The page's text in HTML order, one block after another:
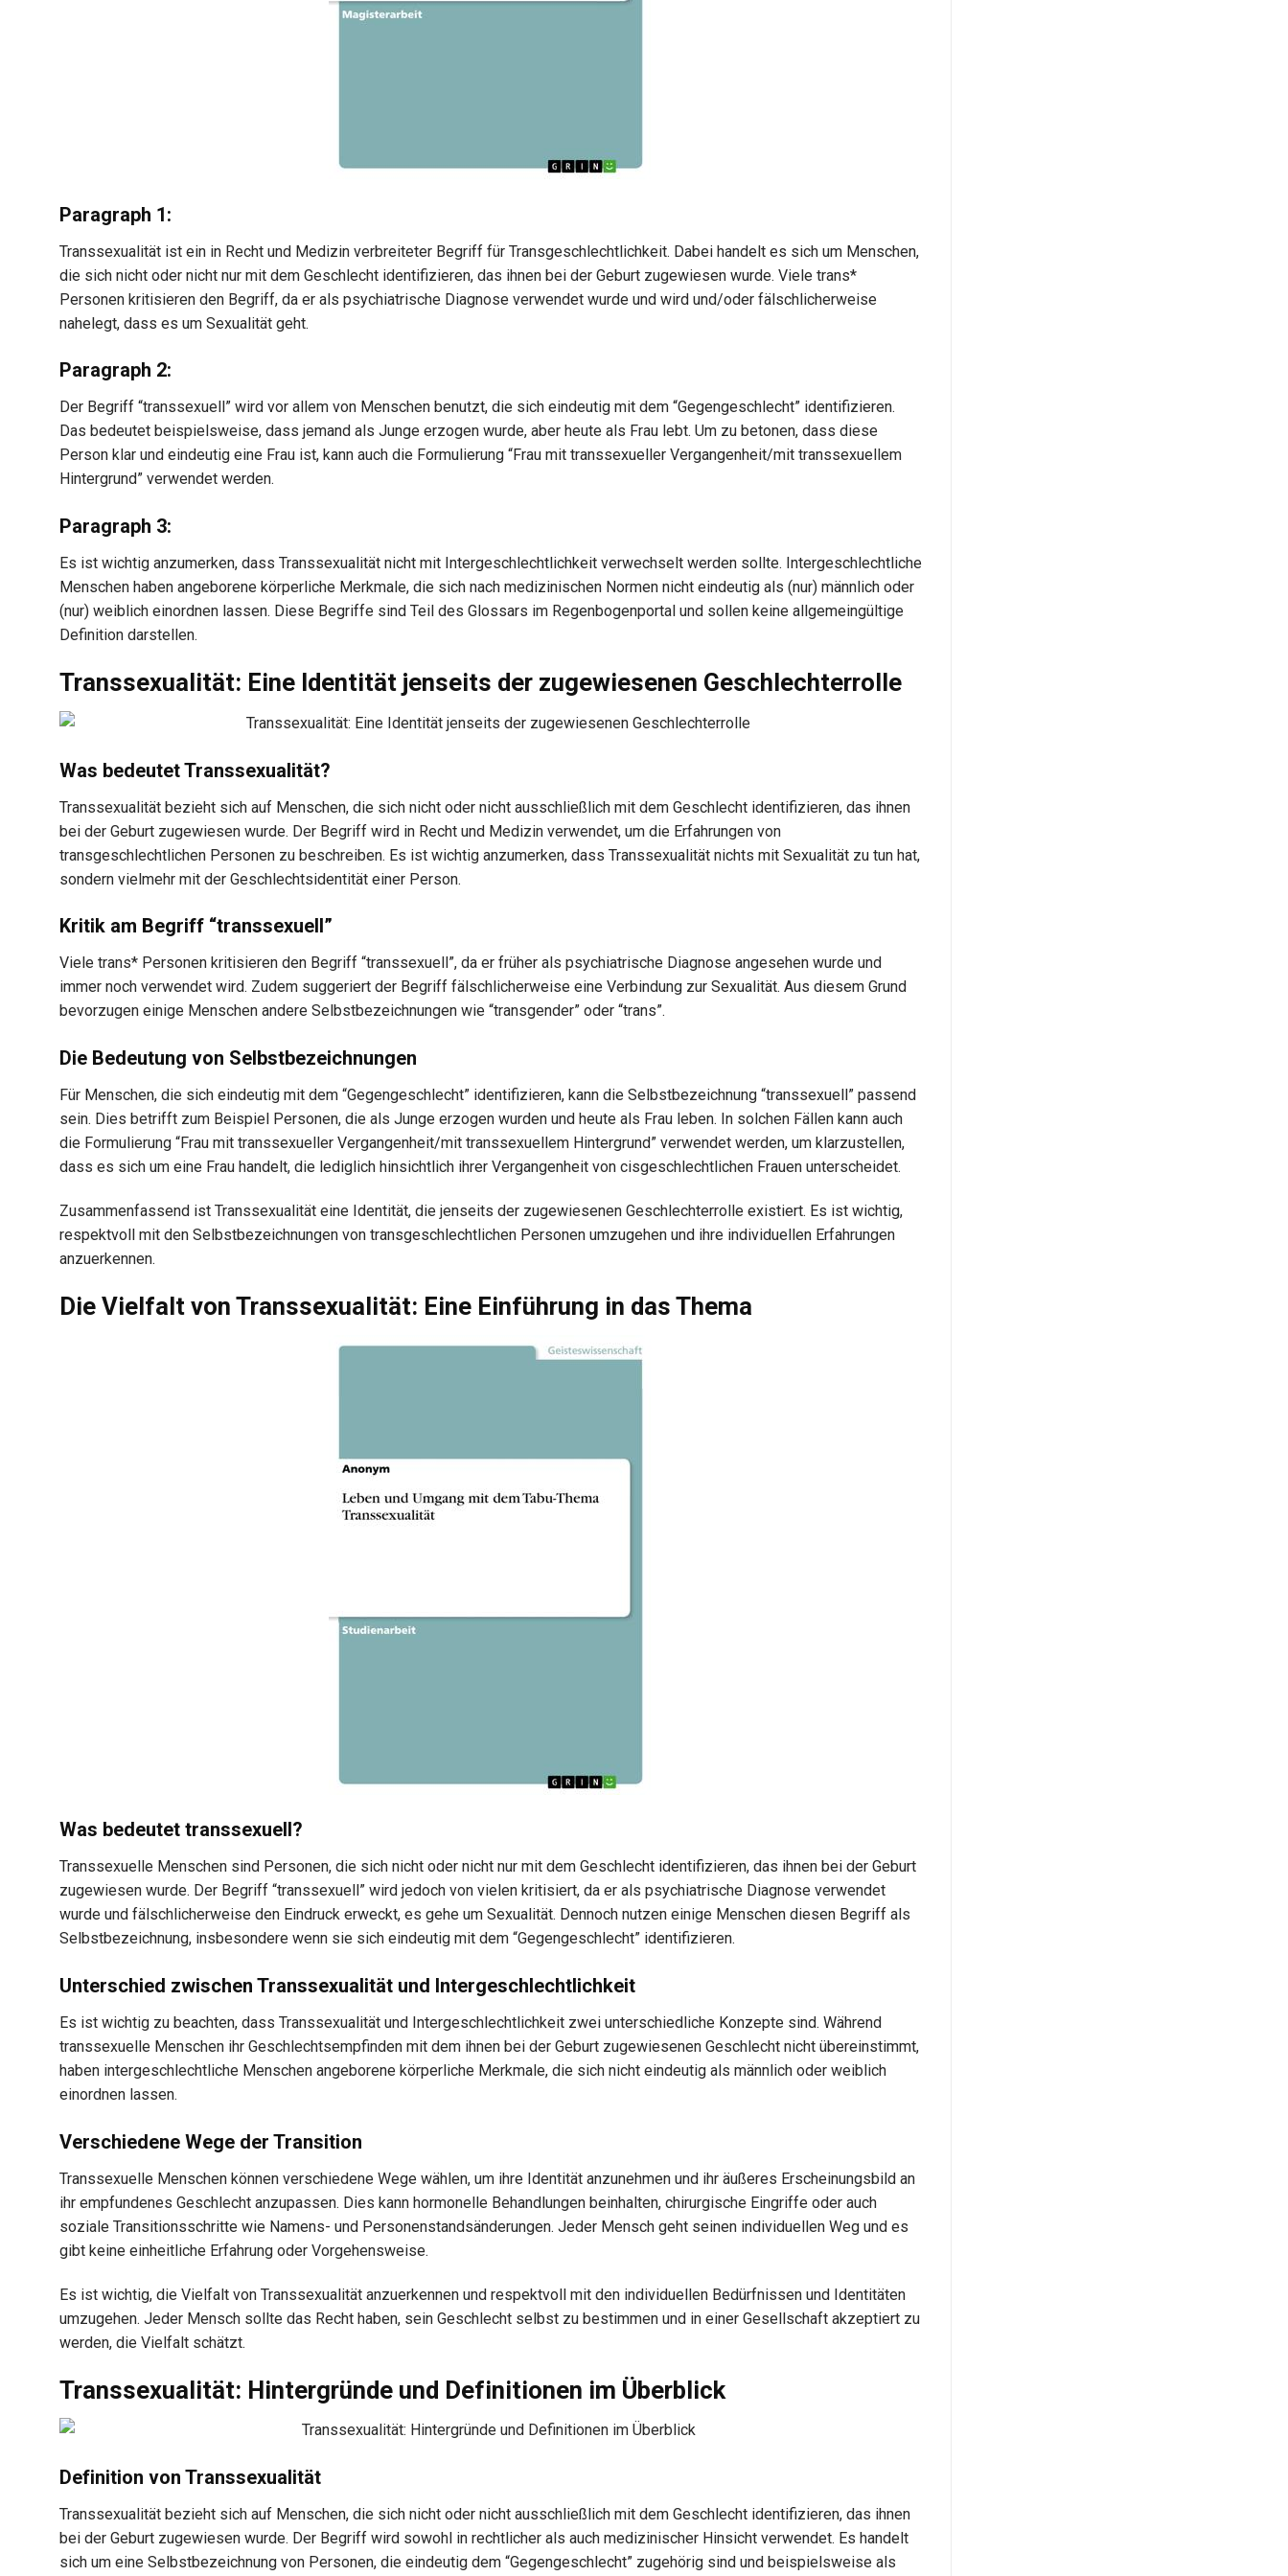
Paragraph 1:
Transsexualität ist ein in Recht und Medizin verbreiteter Begriff für Transgeschlechtlichkeit. Dabei handelt es sich um Menschen,
die sich nicht oder nicht nur mit dem Geschlecht identifizieren, das ihnen bei der Geburt zugewiesen wurde. Viele trans*
Personen kritisieren den Begriff, da er als psychiatrische Diagnose verwendet wurde und wird und/oder fälschlicherweise
nahelegt, dass es um Sexualität geht.
Paragraph 2:
Der Begriff “transsexuell” wird vor allem von Menschen benutzt, die sich eindeutig mit dem “Gegengeschlecht” identifizieren.
Das bedeutet beispielsweise, dass jemand als Junge erzogen wurde, aber heute als Frau lebt. Um zu betonen, dass diese
Person klar und eindeutig eine Frau ist, kann auch die Formulierung “Frau mit transsexueller Vergangenheit/mit transsexuellem
Hintergrund” verwendet werden.
Paragraph 3:
Es ist wichtig anzumerken, dass Transsexualität nicht mit Intergeschlechtlichkeit verwechselt werden sollte. Intergeschlechtliche
Menschen haben angeborene körperliche Merkmale, die sich nach medizinischen Normen nicht eindeutig als (nur) männlich oder
(nur) weiblich einordnen lassen. Diese Begriffe sind Teil des Glossars im Regenbogenportal und sollen keine allgemeingültige
Definition darstellen.
Transsexualität: Eine Identität jenseits der zugewiesenen Geschlechterrolle
Was bedeutet Transsexualität?
Transsexualität bezieht sich auf Menschen, die sich nicht oder nicht ausschließlich mit dem Geschlecht identifizieren, das ihnen
bei der Geburt zugewiesen wurde. Der Begriff wird in Recht und Medizin verwendet, um die Erfahrungen von
transgeschlechtlichen Personen zu beschreiben. Es ist wichtig anzumerken, dass Transsexualität nichts mit Sexualität zu tun hat,
sondern vielmehr mit der Geschlechtsidentität einer Person.
Kritik am Begriff “transsexuell”
Viele trans* Personen kritisieren den Begriff “transsexuell”, da er früher als psychiatrische Diagnose angesehen wurde und
immer noch verwendet wird. Zudem suggeriert der Begriff fälschlicherweise eine Verbindung zur Sexualität. Aus diesem Grund
bevorzugen einige Menschen andere Selbstbezeichnungen wie “transgender” oder “trans”.
Die Bedeutung von Selbstbezeichnungen
Für Menschen, die sich eindeutig mit dem “Gegengeschlecht” identifizieren, kann die Selbstbezeichnung “transsexuell” passend
sein. Dies betrifft zum Beispiel Personen, die als Junge erzogen wurden und heute als Frau leben. In solchen Fällen kann auch
die Formulierung “Frau mit transsexueller Vergangenheit/mit transsexuellem Hintergrund” verwendet werden, um klarzustellen,
dass es sich um eine Frau handelt, die lediglich hinsichtlich ihrer Vergangenheit von cisgeschlechtlichen Frauen unterscheidet.
Zusammenfassend ist Transsexualität eine Identität, die jenseits der zugewiesenen Geschlechterrolle existiert. Es ist wichtig,
respektvoll mit den Selbstbezeichnungen von transgeschlechtlichen Personen umzugehen und ihre individuellen Erfahrungen
anzuerkennen.
Die Vielfalt von Transsexualität: Eine Einführung in das Thema
Was bedeutet transsexuell?
Transsexuelle Menschen sind Personen, die sich nicht oder nicht nur mit dem Geschlecht identifizieren, das ihnen bei der Geburt
zugewiesen wurde. Der Begriff “transsexuell” wird jedoch von vielen kritisiert, da er als psychiatrische Diagnose verwendet
wurde und fälschlicherweise den Eindruck erweckt, es gehe um Sexualität. Dennoch nutzen einige Menschen diesen Begriff als
Selbstbezeichnung, insbesondere wenn sie sich eindeutig mit dem “Gegengeschlecht” identifizieren.
Unterschied zwischen Transsexualität und Intergeschlechtlichkeit
Es ist wichtig zu beachten, dass Transsexualität und Intergeschlechtlichkeit zwei unterschiedliche Konzepte sind. Während
transsexuelle Menschen ihr Geschlechtsempfinden mit dem ihnen bei der Geburt zugewiesenen Geschlecht nicht übereinstimmt,
haben intergeschlechtliche Menschen angeborene körperliche Merkmale, die sich nicht eindeutig als männlich oder weiblich
einordnen lassen.
Verschiedene Wege der Transition
Transsexuelle Menschen können verschiedene Wege wählen, um ihre Identität anzunehmen und ihr äußeres Erscheinungsbild an
ihr empfundenes Geschlecht anzupassen. Dies kann hormonelle Behandlungen beinhalten, chirurgische Eingriffe oder auch
soziale Transitionsschritte wie Namens- und Personenstandsänderungen. Jeder Mensch geht seinen individuellen Weg und es
gibt keine einheitliche Erfahrung oder Vorgehensweise.
Es ist wichtig, die Vielfalt von Transsexualität anzuerkennen und respektvoll mit den individuellen Bedürfnissen und Identitäten
umzugehen. Jeder Mensch sollte das Recht haben, sein Geschlecht selbst zu bestimmen und in einer Gesellschaft akzeptiert zu
werden, die Vielfalt schätzt.
Transsexualität: Hintergründe und Definitionen im Überblick
Definition von Transsexualität
Transsexualität bezieht sich auf Menschen, die sich nicht oder nicht ausschließlich mit dem Geschlecht identifizieren, das ihnen
bei der Geburt zugewiesen wurde. Der Begriff wird sowohl in rechtlicher als auch medizinischer Hinsicht verwendet. Es handelt
sich um eine Selbstbezeichnung von Personen, die eindeutig dem “Gegengeschlecht” zugehörig sind und beispielsweise als